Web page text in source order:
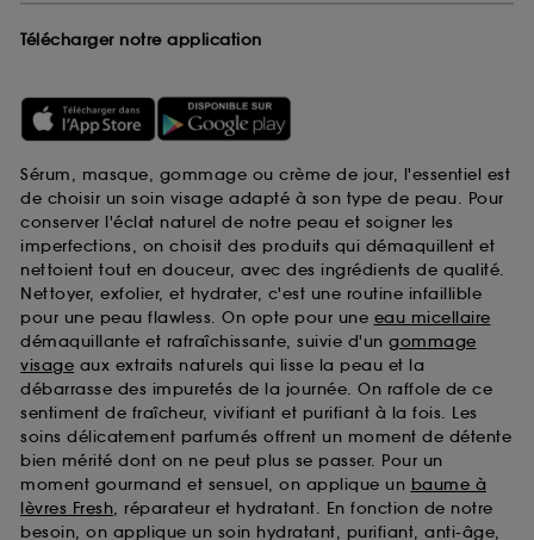
Télécharger notre application
Sérum, masque, gommage ou crème de jour, l'essentiel est
de choisir un soin visage adapté à son type de peau. Pour
conserver l'éclat naturel de notre peau et soigner les
imperfections, on choisit des produits qui démaquillent et
nettoient tout en douceur, avec des ingrédients de qualité.
Nettoyer, exfolier, et hydrater, c'est une routine infaillible
pour une peau flawless. On opte pour une eau micellaire
démaquillante et rafraîchissante, suivie d'un gommage
visage aux extraits naturels qui lisse la peau et la
débarrasse des impuretés de la journée. On raffole de ce
sentiment de fraîcheur, vivifiant et purifiant à la fois. Les
soins délicatement parfumés offrent un moment de détente
bien mérité dont on ne peut plus se passer. Pour un
moment gourmand et sensuel, on applique un baume à
lèvres Fresh, réparateur et hydratant. En fonction de notre
besoin, on applique un soin hydratant, purifiant, anti-âge,